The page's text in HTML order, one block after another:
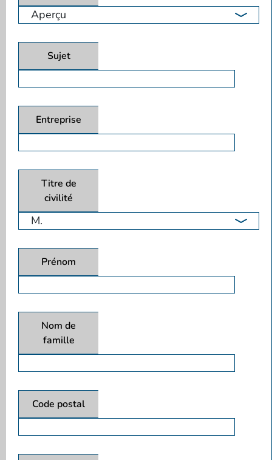
Sujet
Entreprise
Titre de
civilité
Prénom
Nom de
famille
Code postal